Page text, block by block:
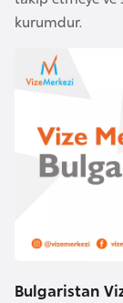
kurumdur.
Bulgaristan
n
n
s
a